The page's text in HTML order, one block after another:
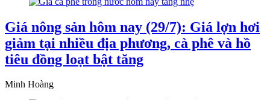
Giá nông sản hôm nay (29/7): Giá lợn hơi
giảm tại nhiều địa phương, cà phê và hồ
tiêu đồng loạt bật tăng
Minh Hoàng